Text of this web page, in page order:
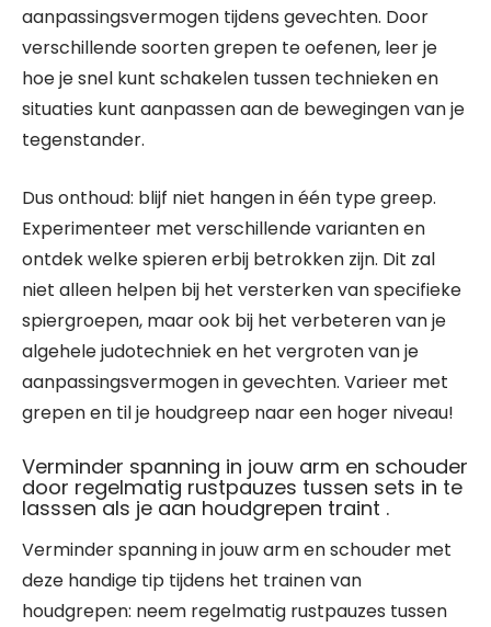
aanpassingsvermogen tijdens gevechten. Door
verschillende soorten grepen te oefenen, leer je
hoe je snel kunt schakelen tussen technieken en
situaties kunt aanpassen aan de bewegingen van je
tegenstander.
Dus onthoud: blijf niet hangen in één type greep.
Experimenteer met verschillende varianten en
ontdek welke spieren erbij betrokken zijn. Dit zal
niet alleen helpen bij het versterken van specifieke
spiergroepen, maar ook bij het verbeteren van je
algehele judotechniek en het vergroten van je
aanpassingsvermogen in gevechten. Varieer met
grepen en til je houdgreep naar een hoger niveau!
Verminder spanning in jouw arm en schouder
door regelmatig rustpauzes tussen sets in te
lasssen als je aan houdgrepen traint .
Verminder spanning in jouw arm en schouder met
deze handige tip tijdens het trainen van
houdgrepen: neem regelmatig rustpauzes tussen